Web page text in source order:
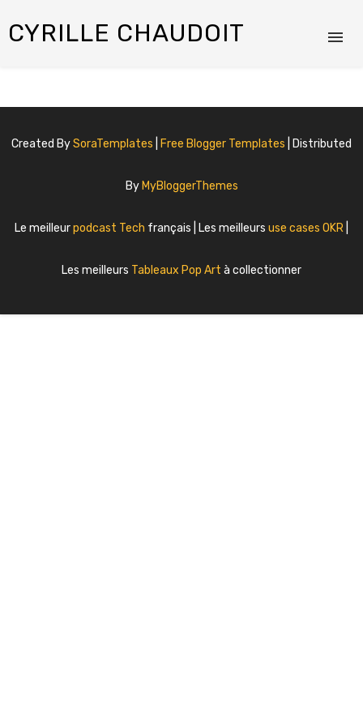
CYRILLE CHAUDOIT
Created BySoraTemplates Free Blogger Templates | Distributed
By MyBloggerThemes
Le meilleurpodcast Tech français | Les meilleurs use cases OKR
Les meilleurs Tableaux Pop Art à collectionner